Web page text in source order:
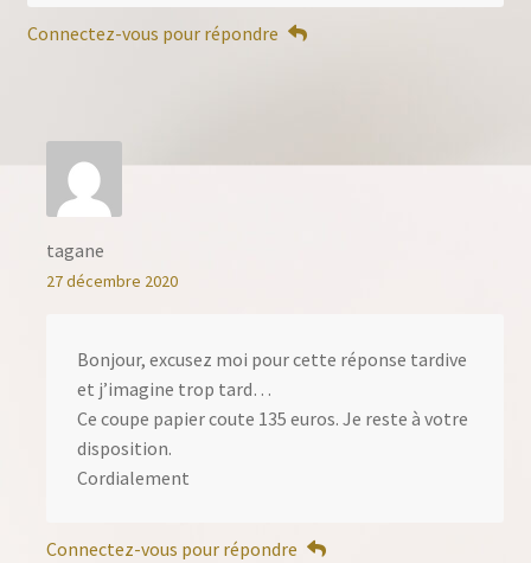
Connectez-vous pour répondre
tagane
27 décembre 2020
Bonjour, excusez moi pour cette réponse tardive
et j’imagine trop tard…
Ce coupe papier coute 135 euros. Je reste à votre
disposition.
Cordialement
Connectez-vous pour répondre